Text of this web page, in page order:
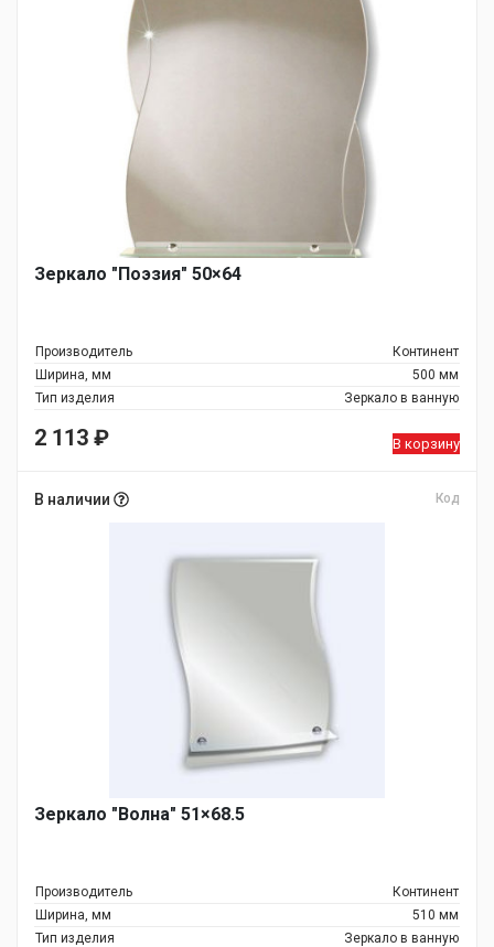
Зеркало "Поэзия" 50×64
Производитель
Континент
Ширина, мм
500 мм
Тип изделия
Зеркало в ванную
2 113 ₽ В корзину
В наличии Код
Зеркало "Волна" 51×68.5
Производитель
Континент
Ширина, мм
510 мм
Тип изделия
Зеркало в ванную